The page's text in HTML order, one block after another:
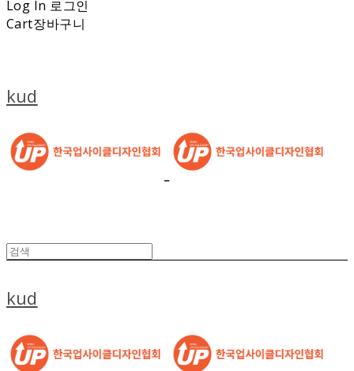
Log In 로그인
Cart장바구니
kud
kud